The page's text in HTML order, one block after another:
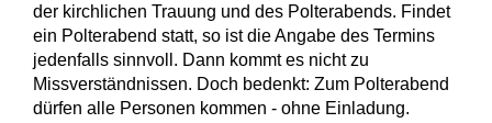
der kirchlichen Trauung und des Polterabends. Findet
ein Polterabend statt, so ist die Angabe des Termins
jedenfalls sinnvoll. Dann kommt es nicht zu
Missverständnissen. Doch bedenkt: Zum Polterabend
dürfen alle Personen kommen - ohne Einladung.